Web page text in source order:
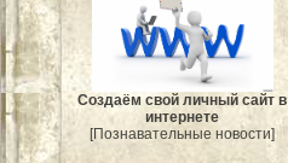
Создаём свой личный сайт в
интернете
[Познавательные новости]